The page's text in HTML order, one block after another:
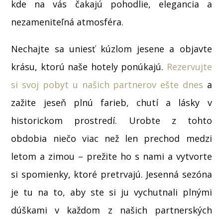
kde na vás čakajú pohodlie, elegancia a
nezameniteľná atmosféra.
Nechajte sa uniesť kúzlom jesene a objavte
krásu, ktorú naše hotely ponúkajú. Rezervujte
si svoj pobyt u našich partnerov ešte dnes a
zažite jeseň plnú farieb, chutí a lásky v
historickom prostredí. Urobte z tohto
obdobia niečo viac než len prechod medzi
letom a zimou – prežite ho s nami a vytvorte
si spomienky, ktoré pretrvajú. Jesenná sezóna
je tu na to, aby ste si ju vychutnali plnými
dúškami v každom z našich partnerských